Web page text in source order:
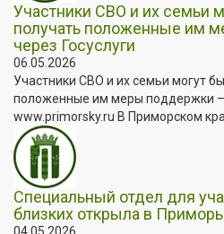
Участники СВО и их семьи
получать положенные им
через Госуслуги
06.05.2026
Участники СВО и их семьи могут
положенные им меры поддержки –
www.primorsky.ru В Приморском
Специальный отдел для
близких открыла в